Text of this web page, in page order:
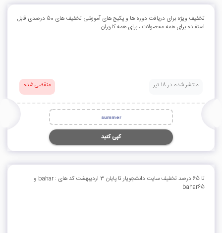
تخفیف ویژه برای دریافت دوره ها و پکیج های آموزشی تخفیف های 50 درصدی قابل
استفاده برای همه محصولات ، برای همه کاربران
منتشر شده در 18 تیر منقضی شده
summer
کپی کنید
تا 65 درصد تخفیف سایت دانشجویار تا پایان 3 اردیبهشت کد های : bahar و
bahar65